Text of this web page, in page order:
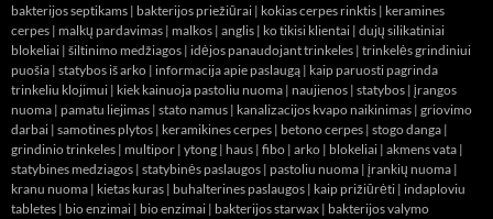
bakterijos septikams | bakterijos priežiūrai | kokias cerpes rinktis | keramines
cerpes | malkų pardavimas | malkos | anglis | ko tikisi klientai | dujų silikatiniai
blokeliai | šiltinimo medžiagos | idėjos panaudojant trinkeles | trinkelės grindiniui
puošia | statybos iš arko | informacija apie paslaugą | kaip paruosti pagrinda
trinkeliu klojimui | kiek kainuoja pastoliu nuoma | naujienos | statybos | įrangos
nuoma | pamatu liejimas | stato namus | kanalizacijos kvapo naikinimas | griovimo
darbai | samotines plytos | keramikines cerpes | betono cerpes | stogo danga |
grindinio trinkeles | multipor | ytong | haus | fibo | arko | blokeliai | akmens vata |
statybines medziagos | statybinės paslaugos | pastoliu nuoma | įrankių nuoma |
kranu nuoma | kietas kuras | buhalterines paslaugos | kaip prižiūrėti | indaploviu
tabletes | bio enzimai | bio enzimai | bakterijos starwax | bakterijos valymo